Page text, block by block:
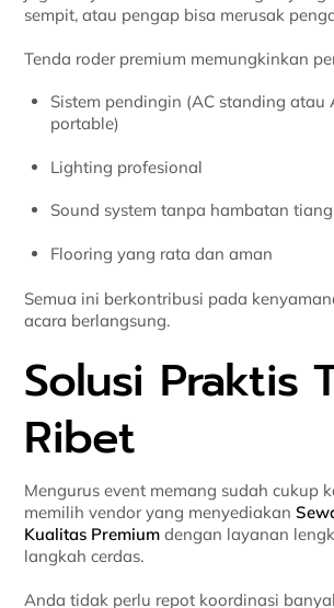
sempit, atau pengap bisa merusak
Tenda roder premium memungkinkan
Sistem pendingin (AC standing atau
portable)
Lighting profesional
Sound system tanpa hambatan tiang
Flooring yang rata dan aman
Semua ini berkontribusi pada
acara berlangsung.
Solusi Praktis
Ribet
Mengurus event memang sudah cukup
memilih vendor yang menyediakan
Kualitas Premium dengan layanan
langkah cerdas.
Anda tidak perlu repot koordinasi